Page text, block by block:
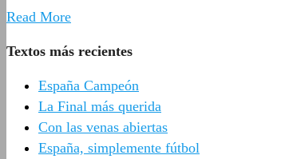
Read More
Textos más recientes
España Campeón
La Final más querida
Con las venas abiertas
España, simplemente fútbol